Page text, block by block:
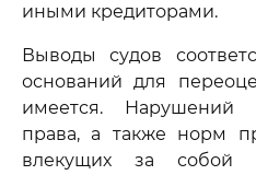
иными кредиторами.
Выводы судов
оснований для
имеется. Нарушений
права, а также норм
влекущих за собой